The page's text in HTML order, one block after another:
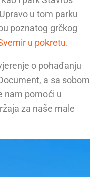
u tom parku
poznatog grčkog
u pokretu.
o pohađanju
a sa sobom
nam pomoći u
za naše male